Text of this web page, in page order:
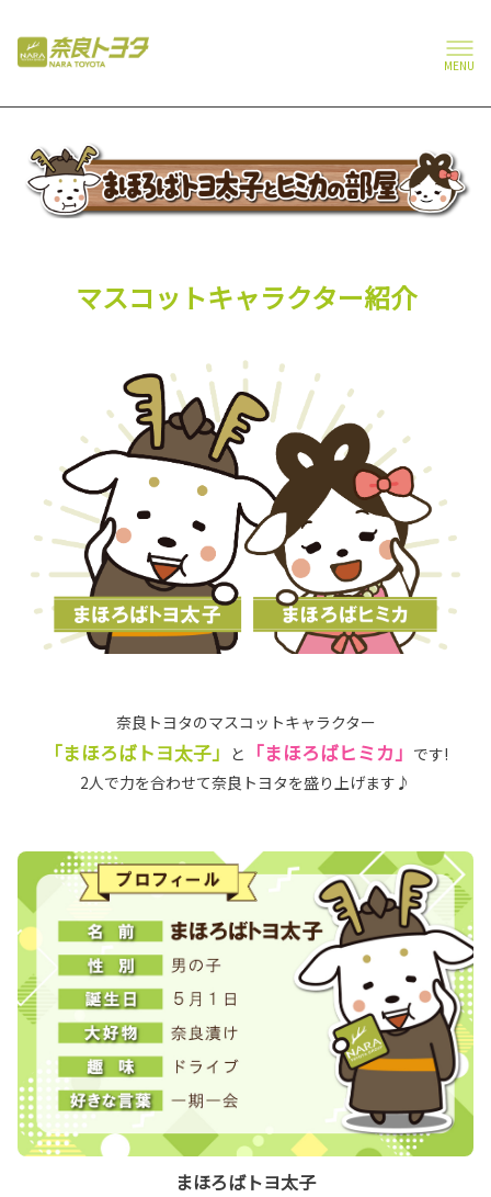
MENU
マスコットキャラクター紹介
奈良トヨタのマスコットキャラクター
「まほろばトヨ太子」 と 「まほろばヒミカ」 です!
2人で力を合わせて奈良トヨタを盛り上げます♪
まほろばトヨ太子